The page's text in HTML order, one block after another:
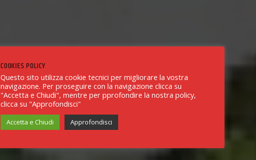
COOKIES POLICY
Questo sito utilizza cookie tecnici per migliorare la vostra
navigazione. Per proseguire con la navigazione clicca su
"Accetta e Chiudi", mentre per pprofondire la nostra policy,
clicca su "Approfondisci"
Accetta e Chiudi Approfondisci